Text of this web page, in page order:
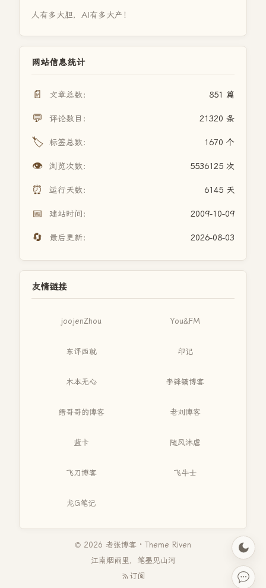
人有多大胆，AI有多大产！
网站信息统计
📄 文章总数： 851 篇
💬 评论数目： 21320 条
🏷️ 标签总数： 1670 个
👁️ 浏览次数： 5536125 次
⏰ 运行天数： 6145 天
📅 建站时间： 2009-10-09
🔄 最后更新： 2026-08-03
友情链接
joojenZhou You&FM
东评西就 印记
木本无心 李锋镝博客
缙哥哥的博客 老刘博客
蓝卡 随风沐虐
飞刀博客 飞牛士
龙G笔记
© 2026 老张博客 · Theme Riven
江南烟雨里，笔墨见山河
订阅